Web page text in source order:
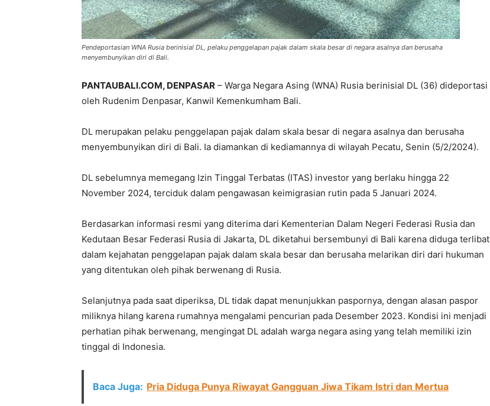
Pendeportasian WNA Rusia berinisial DL, pelaku penggelapan pajak dalam skala besar di negara asalnya dan berusaha
menyembunyikan diri di Bali.
PANTAUBALI.COM, DENPASAR – Warga Negara Asing (WNA) Rusia berinisial DL (36) dideportasi
oleh Rudenim Denpasar, Kanwil Kemenkumham Bali.
DL merupakan pelaku penggelapan pajak dalam skala besar di negara asalnya dan berusaha
menyembunyikan diri di Bali. Ia diamankan di kediamannya di wilayah Pecatu, Senin (5/2/2024).
DL sebelumnya memegang Izin Tinggal Terbatas (ITAS) investor yang berlaku hingga 22
November 2024, terciduk dalam pengawasan keimigrasian rutin pada 5 Januari 2024.
Berdasarkan informasi resmi yang diterima dari Kementerian Dalam Negeri Federasi Rusia dan
Kedutaan Besar Federasi Rusia di Jakarta, DL diketahui bersembunyi di Bali karena diduga terlibat
dalam kejahatan penggelapan pajak dalam skala besar dan berusaha melarikan diri dari hukuman
yang ditentukan oleh pihak berwenang di Rusia.
Selanjutnya pada saat diperiksa, DL tidak dapat menunjukkan paspornya, dengan alasan paspor
miliknya hilang karena rumahnya mengalami pencurian pada Desember 2023. Kondisi ini menjadi
perhatian pihak berwenang, mengingat DL adalah warga negara asing yang telah memiliki izin
tinggal di Indonesia.
Baca Juga: Pria Diduga Punya Riwayat Gangguan Jiwa Tikam Istri dan Mertua